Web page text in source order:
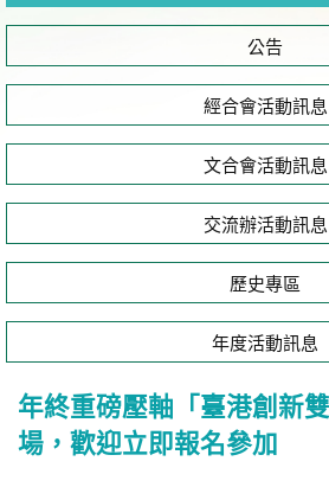
公告
經合會活動訊息
文合會活動訊息
交流辦活動訊息
歷史專區
年度活動訊息
年終重磅壓軸「臺港創新
場，歡迎立即報名參加